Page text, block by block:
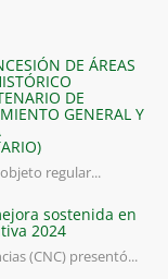
DE ÁREAS
DE
GENERAL Y
regular...
sostenida en
2024
(CNC) presentó...